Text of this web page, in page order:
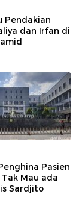
Pendakian
dan Irfan di
Pasien
Tak Mau ada
Sardjito